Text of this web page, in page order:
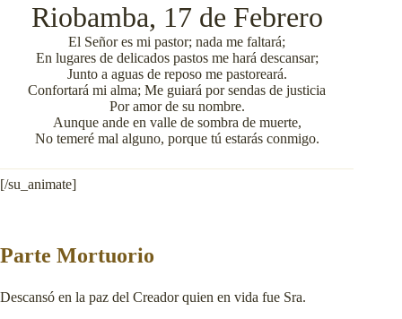
Riobamba, 17 de Febrero
El Señor es mi pastor; nada me faltará;
En lugares de delicados pastos me hará descansar;
Junto a aguas de reposo me pastoreará.
Confortará mi alma; Me guiará por sendas de justicia
Por amor de su nombre.
Aunque ande en valle de sombra de muerte,
No temeré mal alguno, porque tú estarás conmigo.
[/su_animate]
Parte Mortuorio
Descansó en la paz del Creador quien en vida fue Sra.